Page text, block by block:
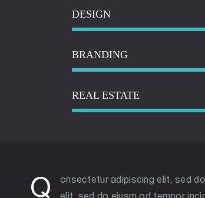
DESIGN
BRANDING
REAL ESTATE
Q
onsectetur adipiscing elit, sed
elit, sed do eiusm od tempor